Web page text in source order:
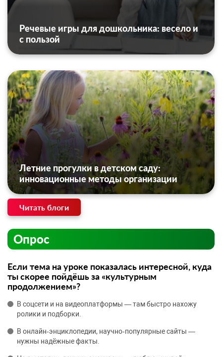
Речевые игры для дошкольника: весело и
с пользой
Летние прогулки в детском саду:
инновационные методы организации
Читать блоги
Опрос
Если тема на уроке показалась интересной, куда
ты скорее пойдёшь за «культурным
продолжением»?
В соцсети и на видеоплатформы — там быстро нахожу
ролики и подборки.
В онлайн‑энциклопедии, научно‑популярные сайты —
нужны надёжные факты.